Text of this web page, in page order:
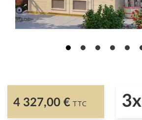
4 327,00 € TTC 3x